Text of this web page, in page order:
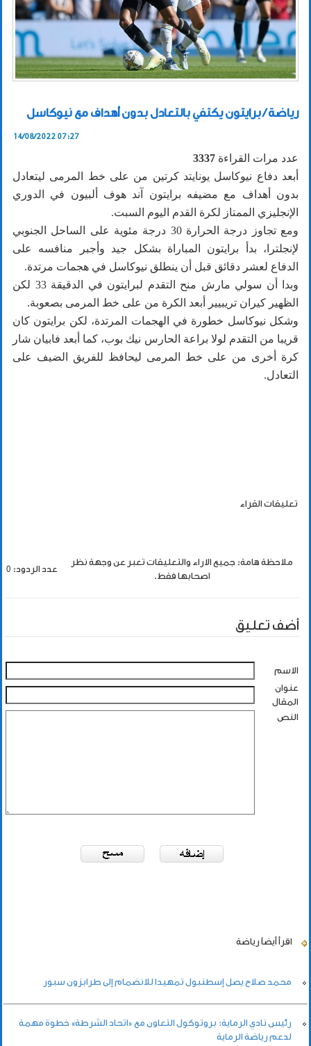
رياضة / برايتون يكتفي بالتعادل بدون أهداف مع نيوكاسل
14/08/2022 07:27
عدد مرات القراءة 3337
أبعد دفاع نيوكاسل يونايتد كرتين من على خط المرمى ليتعادل
بدون أهداف مع مضيفه برايتون آند هوف ألبيون في الدوري
الإنجليزي الممتاز لكرة القدم اليوم السبت.
ومع تجاوز درجة الحرارة 30 درجة مئوية على الساحل الجنوبي
لإنجلترا، بدأ برايتون المباراة بشكل جيد وأجبر منافسه على
الدفاع لعشر دقائق قبل أن ينطلق نيوكاسل في هجمات مرتدة.
وبدا أن سولي مارش منح التقدم لبرايتون في الدقيقة 33 لكن
الظهير كيران تريبيير أبعد الكرة من على خط المرمى بصعوبة.
وشكل نيوكاسل خطورة في الهجمات المرتدة، لكن برايتون كان
قريبا من التقدم لولا براعة الحارس نيك بوب، كما أبعد فابيان شار
كرة أخرى من على خط المرمى ليحافظ للفريق الضيف على
التعادل.
تعليقات القراء
ملاحظة هامة: جميع الاراء والتعليقات تعبر عن وجهة نظر
اصحابها فقط.
عدد الردود: 0
أضف تعليق
الاسم
عنوان
المقال
النص
اقرأ أيضاً رياضة
محمد صلاح يصل إسطنبول تمهيدا للانضمام إلى طرابزون سبور
رئيس نادي الرماية: بروتوكول التعاون مع «اتحاد الشرطة» خطوة مهمة
لدعم رياضة الرماية